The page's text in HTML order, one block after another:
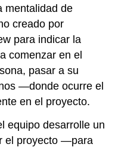
mentalidad de
creado por
para indicar la
comenzar en el
pasar a su
—donde ocurre el
en el proyecto.
equipo desarrolle un
el proyecto —para